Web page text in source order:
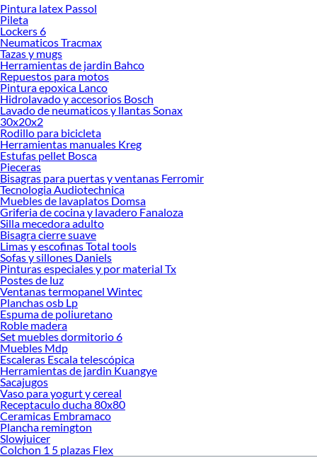
Pintura latex Passol
Pileta
Lockers 6
Neumaticos Tracmax
Tazas y mugs
Herramientas de jardin Bahco
Repuestos para motos
Pintura epoxica Lanco
Hidrolavado y accesorios Bosch
Lavado de neumaticos y llantas Sonax
30x20x2
Rodillo para bicicleta
Herramientas manuales Kreg
Estufas pellet Bosca
Pieceras
Bisagras para puertas y ventanas Ferromir
Tecnologia Audiotechnica
Muebles de lavaplatos Domsa
Griferia de cocina y lavadero Fanaloza
Silla mecedora adulto
Bisagra cierre suave
Limas y escofinas Total tools
Sofas y sillones Daniels
Pinturas especiales y por material Tx
Postes de luz
Ventanas termopanel Wintec
Planchas osb Lp
Espuma de poliuretano
Roble madera
Set muebles dormitorio 6
Muebles Mdp
Escaleras Escala telescópica
Herramientas de jardin Kuangye
Sacajugos
Vaso para yogurt y cereal
Receptaculo ducha 80x80
Ceramicas Embramaco
Plancha remington
Slowjuicer
Colchon 1 5 plazas Flex